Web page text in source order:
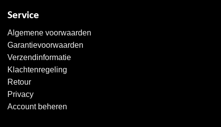
Service
Algemene voorwaarden
Garantievoorwaarden
Verzendinformatie
Klachtenregeling
Retour
Privacy
Account beheren